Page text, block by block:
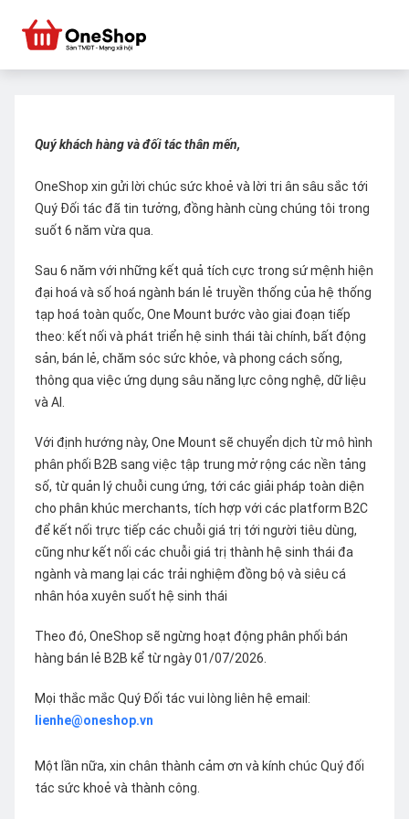
Quý khách hàng và đối tác thân mến,
OneShop xin gửi lời chúc sức khoẻ và lời tri ân sâu sắc tới
Quý Đối tác đã tin tưởng, đồng hành cùng chúng tôi trong
suốt 6 năm vừa qua.
Sau 6 năm với những kết quả tích cực trong sứ mệnh hiện
đại hoá và số hoá ngành bán lẻ truyền thống của hệ thống
tạp hoá toàn quốc, One Mount bước vào giai đoạn tiếp
theo: kết nối và phát triển hệ sinh thái tài chính, bất động
sản, bán lẻ, chăm sóc sức khỏe, và phong cách sống,
thông qua việc ứng dụng sâu năng lực công nghệ, dữ liệu
và AI.
Với định hướng này, One Mount sẽ chuyển dịch từ mô hình
phân phối B2B sang việc tập trung mở rộng các nền tảng
số, từ quản lý chuỗi cung ứng, tới các giải pháp toàn diện
cho phân khúc merchants, tích hợp với các platform B2C
để kết nối trực tiếp các chuỗi giá trị tới người tiêu dùng,
cũng như kết nối các chuỗi giá trị thành hệ sinh thái đa
ngành và mang lại các trải nghiệm đồng bộ và siêu cá
nhân hóa xuyên suốt hệ sinh thái
Theo đó, OneShop sẽ ngừng hoạt động phân phối bán
hàng bán lẻ B2B kể từ ngày 01/07/2026.
Mọi thắc mắc Quý Đối tác vui lòng liên hệ email:
lienhe@oneshop.vn
Một lần nữa, xin chân thành cảm ơn và kính chúc Quý đối
tác sức khoẻ và thành công.